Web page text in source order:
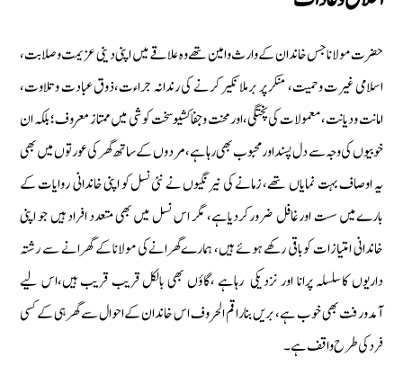
حضرت مولانا جس خاندان كے وارث وامین تھے‏ وہ علاقے میں اپنی دینی عزیمت و صلابت‏،
اسلامی غیرت وحمیت‏، منكر پر برملا نكیر كرنے كی رندانہ جراءت‏،ذوق عبادت وتلاوت‏،
امانت ودیانت‏، معمولات كی پختگی‏،اورمحنت وجفاكشی‏وسخت كوشی میں ممتاز معروف؛ بلكہ ان
خوبیوں كی وجہ سے دل پسند اورمحبوب بھی رہاہے‏،مردوں كے ساتھ گھر كی عورتوں میں بھی
یہ اوصاف بہت نمایاں تھے‏، زمانے كی نیرنگیوں نے نئی نسل كو اپنی خاندانی روایات كے
بارےمیں سست اورغافل ضروركردیاہے‏، مگر اس نسل میں بھی متعدد افراد ہیں جو اپنی
خاندانی امتیازات كوباقی ركھے ہوئے ہیں‏، ہمارےگھرانےكی مولانا كے گھرانے سے رشتہ
داریوں كاسلسلہ پرانا‏‏ اور نزدیكی رہاہے ‏،گاؤں بھی بالكل قریب قریب ہیں‏،اس لیے
آمدورفت بھی خوب ہے‏، بریں بنا راقم الحروف اس خاندان كے احوال سے گھر ہی كے كسی
فرد كی طرح واقف ہے۔